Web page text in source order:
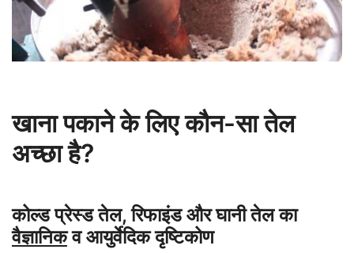
खाना पकाने के लिए कौन-सा तेल
अच्छा है?
कोल्ड प्रेस्ड तेल, रिफाइंड और घानी तेल का
वैज्ञानिकव आयुर्वेदिक दृष्टिकोण